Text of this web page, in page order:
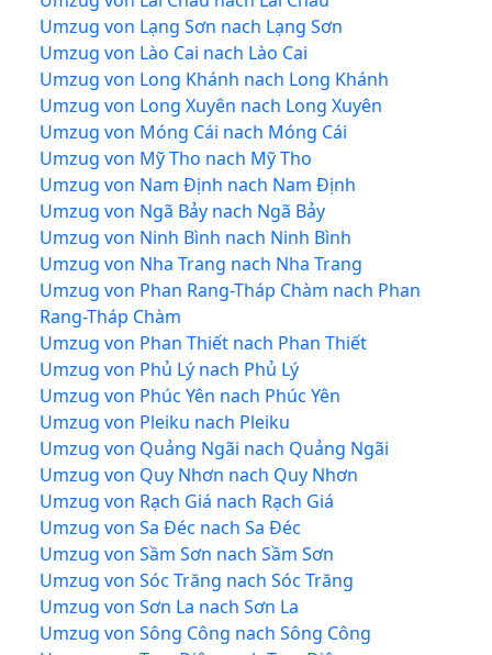
Umzug von Lạng Sơn nach Lạng Sơn
Umzug von Lào Cai nach Lào Cai
Umzug von Long Khánh nach Long Khánh
Umzug von Long Xuyên nach Long Xuyên
Umzug von Móng Cái nach Móng Cái
Umzug von Mỹ Tho nach Mỹ Tho
Umzug von Nam Định nach Nam Định
Umzug von Ngã Bảy nach Ngã Bảy
Umzug von Ninh Bình nach Ninh Bình
Umzug von Nha Trang nach Nha Trang
Umzug von Phan Rang-Tháp Chàm nach Phan
Rang-Tháp Chàm
Umzug von Phan Thiết nach Phan Thiết
Umzug von Phủ Lý nach Phủ Lý
Umzug von Phúc Yên nach Phúc Yên
Umzug von Pleiku nach Pleiku
Umzug von Quảng Ngãi nach Quảng Ngãi
Umzug von Quy Nhơn nach Quy Nhơn
Umzug von Rạch Giá nach Rạch Giá
Umzug von Sa Đéc nach Sa Đéc
Umzug von Sầm Sơn nach Sầm Sơn
Umzug von Sóc Trăng nach Sóc Trăng
Umzug von Sơn La nach Sơn La
Umzug von Sông Công nach Sông Công